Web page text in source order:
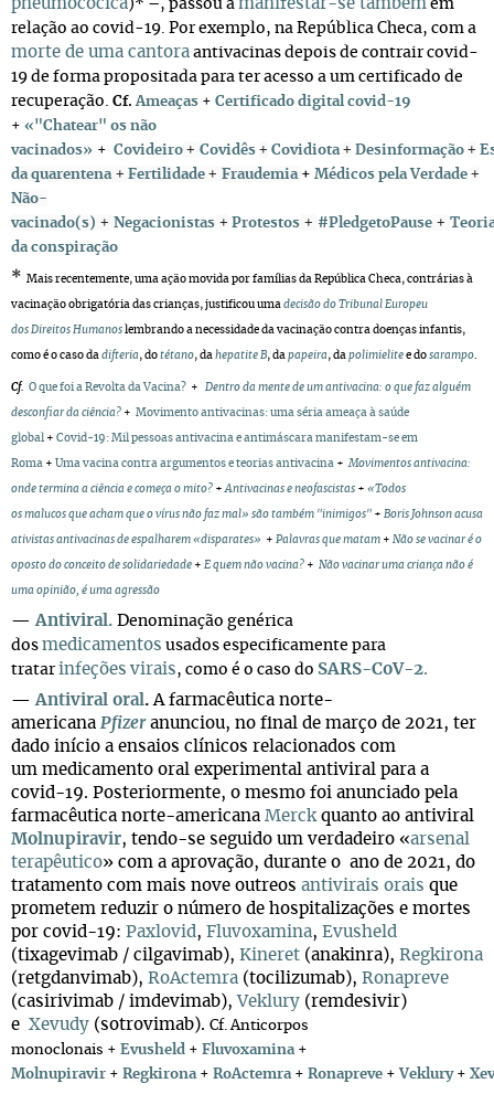
pneumocócica)* –, passou a manifestar-se também em
relação ao covid-19. Por exemplo, na República Checa, com a
morte de uma cantora antivacinas depois de contrair covid-
19 de forma propositada para ter acesso a um certificado de
recuperação. Cf.Ameaças + Certificado digital covid-19
+ «"Chatear" os não
vacinados» + Covideiro + Covidês + Covidiota + Desinformação +
da quarentena+ Fertilidade + Fraudemia + Médicos pela Verdade +
Não-
vacinado(s) + Negacionistas + Protestos + #PledgetoPause +
da conspiração
* Mais recentemente, uma ação movida por famílias da República Checa, contrárias à
vacinação obrigatória das crianças, justificou uma decisão do Tribunal Europeu
dos Direitos Humanos lembrando a necessidade da vacinação contra doenças infantis,
como é o caso da difteria, do tétano, da hepatite B, da papeira, da polimielite e do sarampo.
Cf. O que foi a Revolta da Vacina? + Dentro da mente de um antivacina: o que faz alguém
desconfiar da ciência? + Movimento antivacinas: uma séria ameaça à saúde
global + Covid-19: Mil pessoas antivacina e antimáscara manifestam-se em
Roma + Uma vacina contra argumentos e teorias antivacina +Movimentos antivacina:
onde termina a ciência e começa o mito? +Antivacinas e neofascistas + «Todos
os malucos que acham que o vírus não faz mal» são também "inimigos" + Boris Johnson acusa
ativistas antivacinas de espalharem «disparates» + Palavras que matam + Não se vacinar é o
oposto do conceito de solidariedade + E quem não vacina? + Não vacinar uma criança não é
uma opinião, é uma agressão
— Antiviral. Denominação genérica
dos medicamentos usados especificamente para
tratarinfeções virais, como é o caso do SARS-CoV-2.
—Antiviral oral.A farmacêutica norte-
americana Pfizeranunciou, no final de março de 2021, ter
dado início a ensaios clínicos relacionados com
um medicamento oral experimental antiviral para a
covid-19. Posteriormente, o mesmo foi anunciado pela
farmacêutica norte-americana Merckquanto ao antiviral
Molnupiravir, tendo-se seguido um verdadeiro «arsenal
terapêutico» com a aprovação, durante o ano de 2021, do
tratamento com mais nove outreos antivirais orais que
prometem reduzir o número de hospitalizações e mortes
por covid-19: Paxlovid, Fluvoxamina, Evusheld
(tixagevimab / cilgavimab), Kineret (anakinra), Regkirona
(retgdanvimab), RoActemra (tocilizumab), Ronapreve
(casirivimab / imdevimab), Veklury (remdesivir)
e Xevudy (sotrovimab). Cf. Anticorpos
monoclonais + Evusheld + Fluvoxamina +
Molnupiravir + Regkirona + RoActemra + Ronapreve + Veklury +